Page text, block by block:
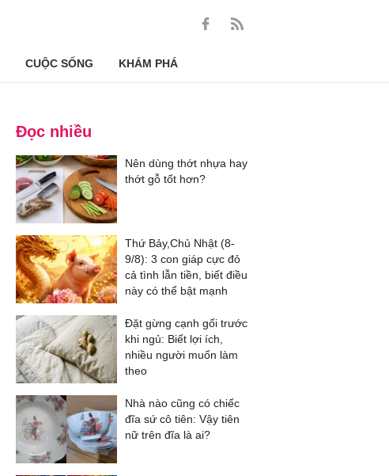
CUỘC SỐNG KHÁM PHÁ
Đọc nhiều
Nên dùng thớt nhựa hay
thớt gỗ tốt hơn?
Thứ Bảy,Chủ Nhật (8-
9/8): 3 con giáp cực đỏ
cả tình lẫn tiền, biết điều
này có thể bật mạnh
Đặt gừng cạnh gối trước
khi ngủ: Biết lợi ích,
nhiều người muốn làm
theo
Nhà nào cũng có chiếc
đĩa sứ cô tiên: Vậy tiên
nữ trên đĩa là ai?